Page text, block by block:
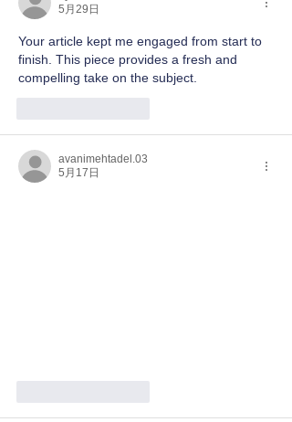
5月29日
Your article kept me engaged from start to
finish. This piece provides a fresh and
compelling take on the subject.
avanimehtadel.03
5月17日